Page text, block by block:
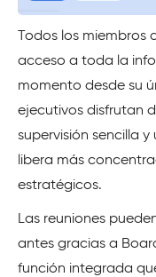
Todos los
acceso a toda la
momento desde su
ejecutivos disfrutan
supervisión sencilla
libera más
estratégicos.
Las reuniones
antes gracias a
función integrada